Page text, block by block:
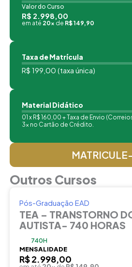
Valor do Curso
R$ 2.998,00
em até 20x de R$ 149,90
Taxa de Matrícula
R$ 199,00 (taxa única)
Material Didático
01 x R$ 160,00 + Taxa de Envio
3x no Cartão de Crédito.
Outros Cursos
Pós-Graduação EAD
TEA – TRANSTORNO
AUTISTA- 740 HORAS
740H
MENSALIDADE
R$ 2.998,00